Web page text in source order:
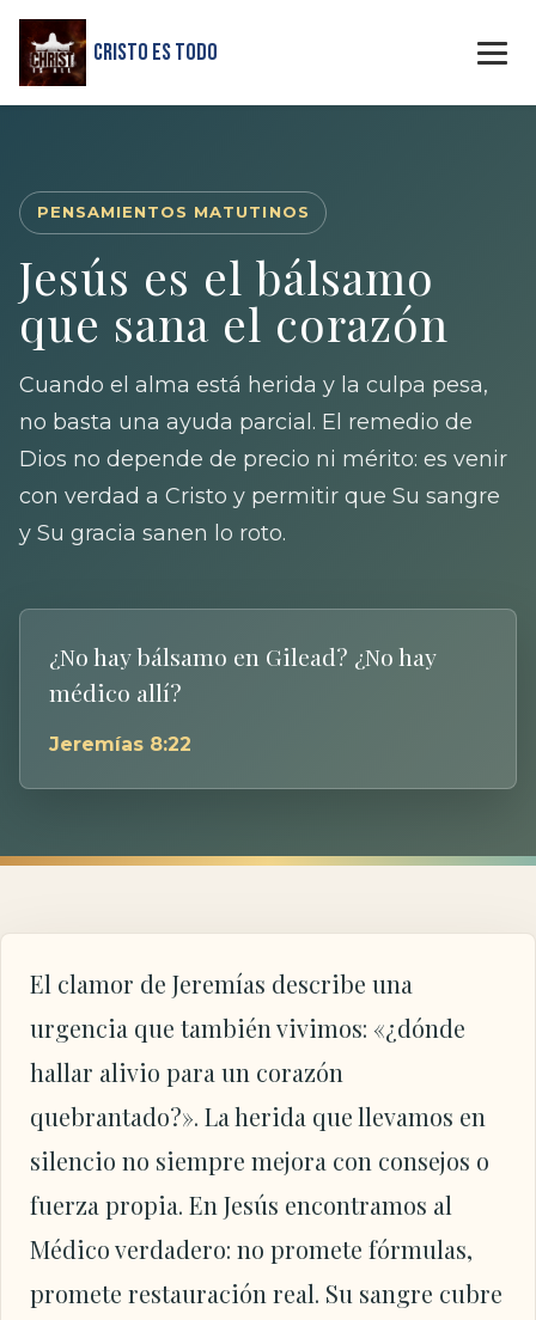
Cristo Es Todo
PENSAMIENTOS MATUTINOS
Jesús es el bálsamo
que sana el corazón
Cuando el alma está herida y la culpa pesa,
no basta una ayuda parcial. El remedio de
Dios no depende de precio ni mérito: es venir
con verdad a Cristo y permitir que Su sangre
y Su gracia sanen lo roto.
¿No hay bálsamo en Gilead? ¿No hay
médico allí?
Jeremías 8:22
El clamor de Jeremías describe una
urgencia que también vivimos: «¿dónde
hallar alivio para un corazón
quebrantado?». La herida que llevamos en
silencio no siempre mejora con consejos o
fuerza propia. En Jesús encontramos al
Médico verdadero: no promete fórmulas,
promete restauración real. Su sangre cubre